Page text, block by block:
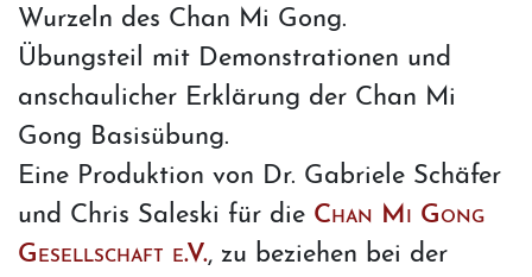
Wurzeln des Chan Mi Gong.
Übungsteil mit Demonstrationen und
anschaulicher Erklärung der Chan Mi
Gong Basisübung.
Eine Produktion von Dr. Gabriele Schäfer
und Chris Saleski für die Chan Mi Gong
Gesellschaft e.V., zu beziehen bei der